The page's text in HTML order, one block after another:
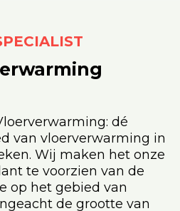
dé
van vloerverwarming in
Wij maken het onze
te voorzien van de
op het gebied van
de grootte van